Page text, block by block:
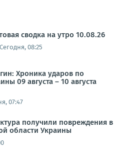
сводка на утро 10.08.26
Сегодня, 08:25
Хроника ударов по
09 августа – 10 августа
07:47
получили повреждения в
области Украины